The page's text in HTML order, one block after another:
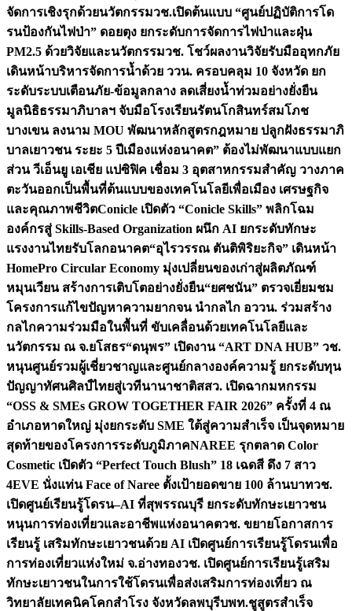
จัดการเชิงรุกด้วยนวัตกรรมวช.เปิดต้นแบบ “ศูนย์ปฏิบัติการโด
รนป้องกันไฟป่า” ดอยตุง ยกระดับการจัดการไฟป่าและฝุ่น
PM2.5 ด้วยวิจัยและนวัตกรรมวช. โชว์ผลงานวิจัยรับมืออุทกภัย
เดินหน้าบริหารจัดการน้ำด้วย ววน. ครอบคลุม 10 จังหวัด ยก
ระดับระบบเตือนภัย-ข้อมูลกลาง ลดเสี่ยงน้ำท่วมอย่างยั่งยืน
มูลนิธิธรรมาภิบาลฯ จับมือโรงเรียนรัตนโกสินทร์สมโภช
บางเขน ลงนาม MOU พัฒนาหลักสูตรกฎหมาย ปลูกฝังธรรมาภิ
บาลเยาวชน ระยะ 5 ปีเมืองแห่งอนาคต” ต้องไม่พัฒนาแบบแยก
ส่วน วีเอ็นยู เอเชีย แปซิฟิค เชื่อม 3 อุตสาหกรรมสำคัญ วางภาค
ตะวันออกเป็นพื้นที่ต้นแบบของเทคโนโลยีเพื่อเมือง เศรษฐกิจ
และคุณภาพชีวิตConicle เปิดตัว “Conicle Skills” พลิกโฉม
องค์กรสู่ Skills-Based Organization ผนึก AI ยกระดับทักษะ
แรงงานไทยรับโลกอนาคต“อุไรวรรณ ตันติพิริยะกิจ” เดินหน้า
HomePro Circular Economy มุ่งเปลี่ยนของเก่าสู่ผลิตภัณฑ์
หมุนเวียน สร้างการเติบโตอย่างยั่งยืน“ยศชนัน” ตรวจเยี่ยมชม
โครงการแก้ไขปัญหาความยากจน นำกลไก อววน. ร่วมสร้าง
กลไกความร่วมมือในพื้นที่ ขับเคลื่อนด้วยเทคโนโลยีและ
นวัตกรรม ณ จ.ยโสธร“ดนุพร” เปิดงาน “ART DNA HUB” วช.
หนุนศูนย์รวมผู้เชี่ยวชาญและศูนย์กลางองค์ความรู้ ยกระดับทุน
ปัญญาทัศนศิลป์ไทยสู่เวทีนานาชาติสสว. เปิดฉากมหกรรม
“OSS & SMEs GROW TOGETHER FAIR 2026” ครั้งที่ 4 ณ
อำเภอหาดใหญ่ มุ่งยกระดับ SME ใต้สู่ความสำเร็จ เป็นจุดหมาย
สุดท้ายของโครงการระดับภูมิภาคNAREE รุกตลาด Color
Cosmetic เปิดตัว “Perfect Touch Blush” 18 เฉดสี ดึง 7 สาว
4EVE นั่งแท่น Face of Naree ตั้งเป้ายอดขาย 100 ล้านบาทวช.
เปิดศูนย์เรียนรู้โดรน–AI ที่สุพรรณบุรี ยกระดับทักษะเยาวชน
หนุนการท่องเที่ยวและอาชีพแห่งอนาคตวช. ขยายโอกาสการ
เรียนรู้ เสริมทักษะเยาวชนด้วย AI เปิดศูนย์การเรียนรู้โดรนเพื่อ
การท่องเที่ยวแห่งใหม่ จ.อ่างทองวช. เปิดศูนย์การเรียนรู้เสริม
ทักษะเยาวชนในการใช้โดรนเพื่อส่งเสริมการท่องเที่ยว ณ
วิทยาลัยเทคนิคโคกสำโรง จังหวัดลพบุรีบพท.ชูสูตรสำเร็จ